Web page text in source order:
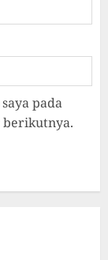
pada
berikutnya.